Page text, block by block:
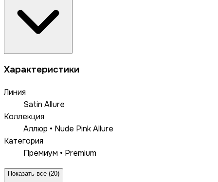
Характеристики
Линия
Satin Allure
Коллекция
Аллюр • Nude Pink Allure
Категория
Премиум • Premium
Показать все (20)